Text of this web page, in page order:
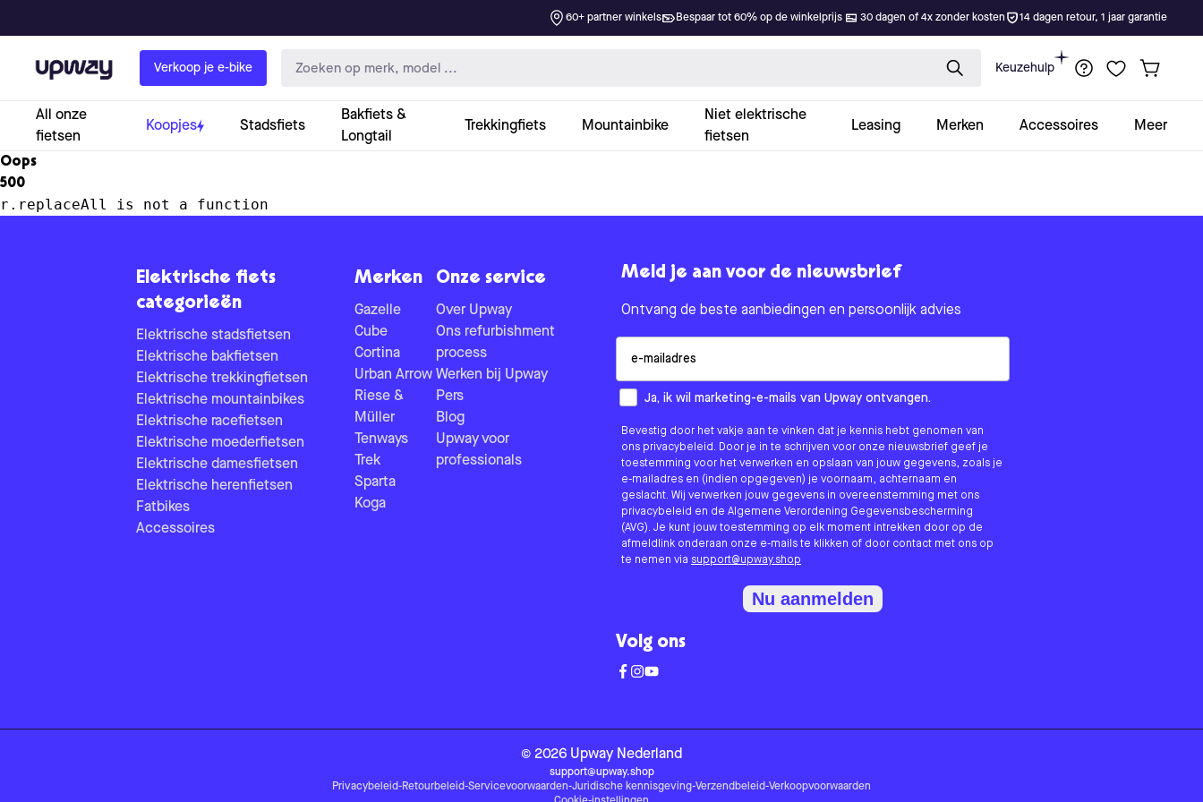
60+ partner winkels Bespaar tot 60% op de winkelprijs 30 dagen of 4x zonder kosten 14 dagen retour, 1 jaar garantie
Upway Verkoop je e-bike Keuzehulp
All onze
fietsen
Koopjes Stadsfiets
Bakfiets &
Longtail
Trekkingfiets Mountainbike
Niet elektrische
fietsen
Leasing Merken Accessoires Meer
Oops
500
r.replaceAll is not a function
Elektrische fiets
categorieën
Elektrische stadsfietsen
Elektrische bakfietsen
Elektrische trekkingfietsen
Elektrische mountainbikes
Elektrische racefietsen
Elektrische moederfietsen
Elektrische damesfietsen
Elektrische herenfietsen
Fatbikes
Accessoires
Merken
Gazelle
Cube
Cortina
Urban Arrow
Riese &
Müller
Tenways
Trek
Sparta
Koga
Onze service
Over Upway
Ons refurbishment
process
Werken bij Upway
Pers
Blog
Upway voor
professionals
Meld je aan voor de nieuwsbrief
Ontvang de beste aanbiedingen en persoonlijk advies
How would you like to hear from us?
Ja, ik wil marketing-e-mails van Upway ontvangen.
Bevestig door het vakje aan te vinken dat je kennis hebt genomen van
ons privacybeleid. Door je in te schrijven voor onze nieuwsbrief geef je
toestemming voor het verwerken en opslaan van jouw gegevens, zoals je
e-mailadres en (indien opgegeven) je voornaam, achternaam en
geslacht. Wij verwerken jouw gegevens in overeenstemming met ons
privacybeleid en de Algemene Verordening Gegevensbescherming
(AVG). Je kunt jouw toestemming op elk moment intrekken door op de
afmeldlink onderaan onze e-mails te klikken of door contact met ons op
te nemen via support@upway.shop
Nu aanmelden
Volg ons
© 2026 Upway Nederland
support@upway.shop
Privacybeleid-Retourbeleid-Servicevoorwaarden-Juridische kennisgeving-Verzendbeleid-Verkoopvoorwaarden